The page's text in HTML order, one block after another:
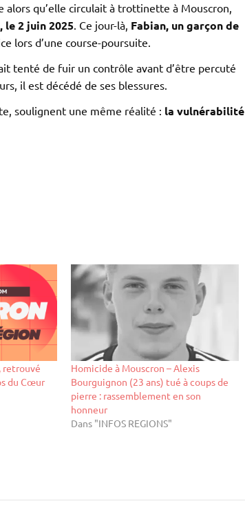
alors qu’elle circulait à trottinette à Mouscron,
le 2 juin 2025. Ce jour-là, Fabian, un garçon de
lors d’une course-poursuite.
tenté de fuir un contrôle avant d’être percuté
il est décédé de ses blessures.
soulignent une même réalité : la vulnérabilité
retrouvé
du Cœur
Homicide à Mouscron – Alexis
Bourguignon (23 ans) tué à coups de
pierre : rassemblement en son
honneur
Dans "INFOS REGIONS"